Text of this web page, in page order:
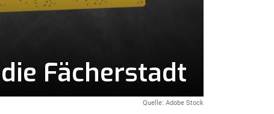
Fächerstadt
Quelle: Adobe Stock